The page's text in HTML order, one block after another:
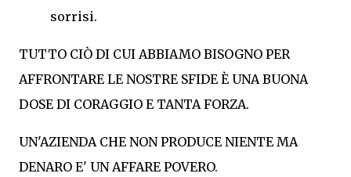
sorrisi.
TUTTO CIÒ DI CUI ABBIAMO BISOGNO PER
AFFRONTARE LE NOSTRE SFIDE È UNA BUONA
DOSE DI CORAGGIO E TANTA FORZA.
UN'AZIENDA CHE NON PRODUCE NIENTE MA
DENARO E' UN AFFARE POVERO.